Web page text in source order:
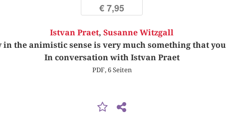
€ 7,95
Istvan Praet, Susanne Witzgall
in the animistic sense is very much something that you
In conversation with Istvan Praet
PDF, 6 Seiten